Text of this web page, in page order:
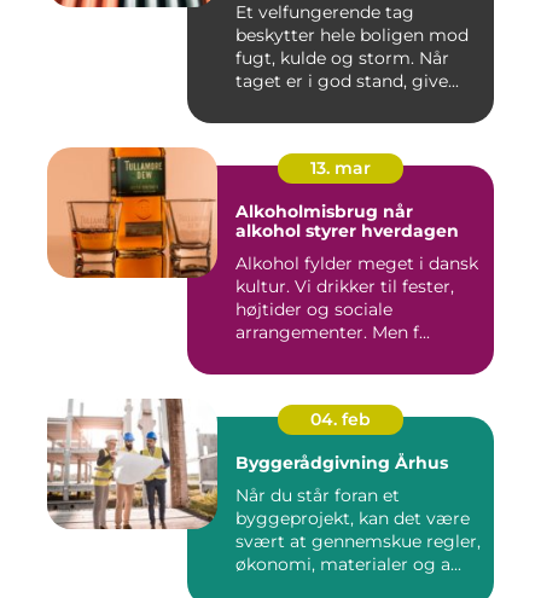
Et velfungerende tag
beskytter hele boligen mod
fugt, kulde og storm. Når
taget er i god stand, give...
13. mar
Alkoholmisbrug når
alkohol styrer hverdagen
Alkohol fylder meget i dansk
kultur. Vi drikker til fester,
højtider og sociale
arrangementer. Men f...
04. feb
Byggerådgivning Århus
Når du står foran et
byggeprojekt, kan det være
svært at gennemskue regler,
økonomi, materialer og a...